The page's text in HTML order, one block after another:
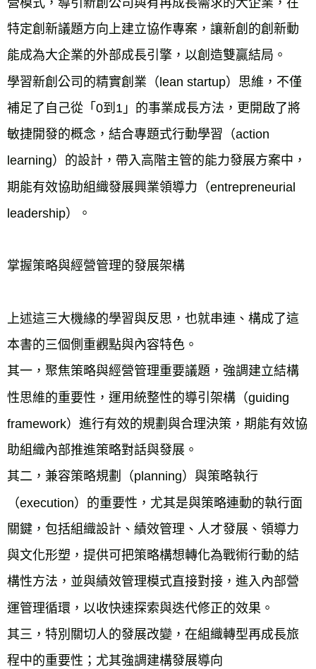
營模式，導引新創公司與有再成長需求的大企業，在
特定創新議題方向上建立協作專案，讓新創的創新動
能成為大企業的外部成長引擎，以創造雙贏結局。
學習新創公司的精實創業（lean startup）思維，不僅
補足了自己從「0到1」的事業成長方法，更開啟了將
敏捷開發的概念，結合專題式行動學習（action
learning）的設計，帶入高階主管的能力發展方案中，
期能有效協助組織發展興業領導力（entrepreneurial
leadership）。
掌握策略與經營管理的發展架構
上述這三大機緣的學習與反思，也就串連、構成了這
本書的三個側重觀點與內容特色。
其一，聚焦策略與經營管理重要議題，強調建立結構
性思維的重要性，運用統整性的導引架構（guiding
framework）進行有效的規劃與合理決策，期能有效協
助組織內部推進策略對話與發展。
其二，兼容策略規劃（planning）與策略執行
（execution）的重要性，尤其是與策略連動的執行面
關鍵，包括組織設計、績效管理、人才發展、領導力
與文化形塑，提供可把策略構想轉化為戰術行動的結
構性方法，並與績效管理模式直接對接，進入內部營
運管理循環，以收快速探索與迭代修正的效果。
其三，特別關切人的發展改變，在組織轉型再成長旅
程中的重要性；尤其強調建構發展導向